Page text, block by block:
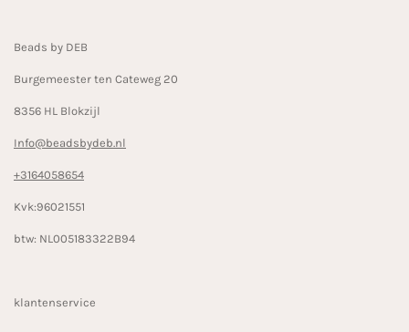
Beads by DEB
Burgemeester ten Cateweg 20
8356 HL Blokzijl
Info@beadsbydeb.nl
+3164058654
Kvk:96021551
btw: NL005183322B94
klantenservice